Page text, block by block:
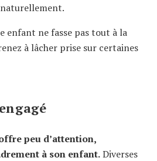
naturellement.
enfant ne fasse pas tout à la
à lâcher prise sur certaines
peu d’attention,
à son enfant.Diverses